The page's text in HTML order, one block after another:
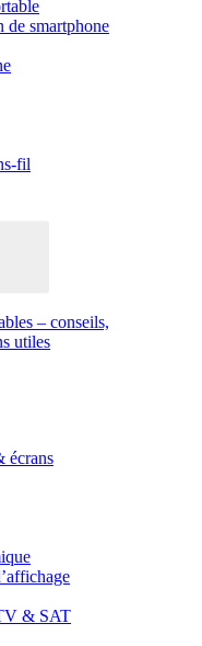
de smartphone
fil
– conseils,
utiles
écrans
& SAT